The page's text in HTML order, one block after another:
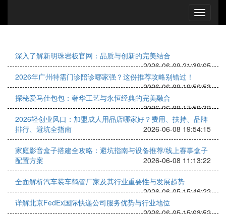
深入了解新明珠岩板官网：品质与创新的完美结合
2026-06-09 21:39:05
2026年广州特需门诊陪诊哪家强？这份推荐攻略别错过！
2026-06-09 19:56:53
探秘爱马仕包包：奢华工艺与永恒经典的完美融合
2026-06-09 17:59:32
2026轻创业风口：加盟成人用品店哪家好？费用、扶持、品牌
排行、避坑全指南
2026-06-08 19:54:15
家庭影音盒子搭建全攻略：避坑指南与设备推荐/线上赛事盒子
配置方案
2026-06-08 11:13:22
全面解析汽车装车鹤管厂家及其行业重要性与发展趋势
2026-06-05 15:46:22
详解北京FedEx国际快递公司服务优势与行业地位
2026-06-05 15:08:52